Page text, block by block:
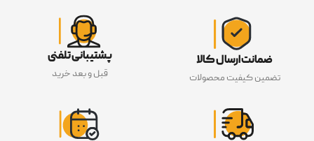
ضمانت ارسال کالا
تضمین کیفیت محصولات
پشتیبانی تلفنی
قبل و بعد خرید